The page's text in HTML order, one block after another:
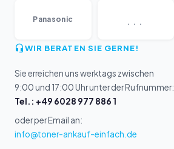
Panasonic ...
WIR BERATEN SIE GERNE!
Sie erreichen uns werktags zwischen
9:00 und 17:00 Uhr unter der Rufnummer:
Tel.: +49 6028 977 886 1
oder per Email an:
info@toner-ankauf-einfach.de